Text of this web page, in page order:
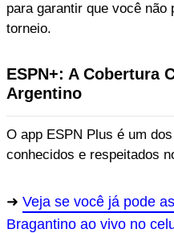
para garantir que você não
torneio.
ESPN+: A Cobertura
Argentino
O app ESPN Plus é um
conhecidos e respeitados
Veja se você já pode
Bragantino ao vivo no